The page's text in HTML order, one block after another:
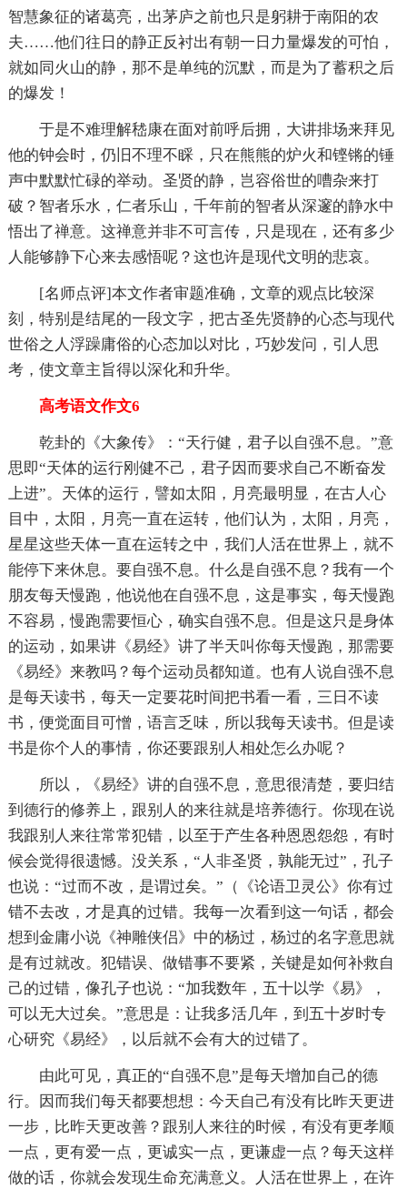
智慧象征的诸葛亮，出茅庐之前也只是躬耕于南阳的农
夫……他们往日的静正反衬出有朝一日力量爆发的可怕，
就如同火山的静，那不是单纯的沉默，而是为了蓄积之后
的爆发！
于是不难理解嵇康在面对前呼后拥，大讲排场来拜见
他的钟会时，仍旧不理不睬，只在熊熊的炉火和铿锵的锤
声中默默忙碌的举动。圣贤的静，岂容俗世的嘈杂来打
破？智者乐水，仁者乐山，千年前的智者从深邃的静水中
悟出了禅意。这禅意并非不可言传，只是现在，还有多少
人能够静下心来去感悟呢？这也许是现代文明的悲哀。
[名师点评]本文作者审题准确，文章的观点比较深
刻，特别是结尾的一段文字，把古圣先贤静的心态与现代
世俗之人浮躁庸俗的心态加以对比，巧妙发问，引人思
考，使文章主旨得以深化和升华。
高考语文作文6
乾卦的《大象传》：“天行健，君子以自强不息。”意
思即“天体的运行刚健不己，君子因而要求自己不断奋发
上进”。天体的运行，譬如太阳，月亮最明显，在古人心
目中，太阳，月亮一直在运转，他们认为，太阳，月亮，
星星这些天体一直在运转之中，我们人活在世界上，就不
能停下来休息。要自强不息。什么是自强不息？我有一个
朋友每天慢跑，他说他在自强不息，这是事实，每天慢跑
不容易，慢跑需要恒心，确实自强不息。但是这只是身体
的运动，如果讲《易经》讲了半天叫你每天慢跑，那需要
《易经》来教吗？每个运动员都知道。也有人说自强不息
是每天读书，每天一定要花时间把书看一看，三日不读
书，便觉面目可憎，语言乏味，所以我每天读书。但是读
书是你个人的事情，你还要跟别人相处怎么办呢？
所以，《易经》讲的自强不息，意思很清楚，要归结
到德行的修养上，跟别人的来往就是培养德行。你现在说
我跟别人来往常常犯错，以至于产生各种恩恩怨怨，有时
候会觉得很遗憾。没关系，“人非圣贤，孰能无过”，孔子
也说：“过而不改，是谓过矣。”（《论语卫灵公》你有过
错不去改，才是真的过错。我每一次看到这一句话，都会
想到金庸小说《神雕侠侣》中的杨过，杨过的名字意思就
是有过就改。犯错误、做错事不要紧，关键是如何补救自
己的过错，像孔子也说：“加我数年，五十以学《易》，
可以无大过矣。”意思是：让我多活几年，到五十岁时专
心研究《易经》，以后就不会有大的过错了。
由此可见，真正的“自强不息”是每天增加自己的德
行。因而我们每天都要想想：今天自己有没有比昨天更进
一步，比昨天更改善？跟别人来往的时候，有没有更孝顺
一点，更有爱一点，更诚实一点，更谦虚一点？每天这样
做的话，你就会发现生命充满意义。人活在世界上，在许